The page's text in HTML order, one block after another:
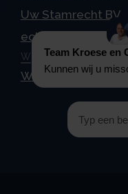
Uw Stamrecht BV
echtscheiding
W
Waardering tegen